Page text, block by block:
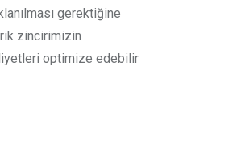
gerektiğine
zincirimizin
optimize edebilir